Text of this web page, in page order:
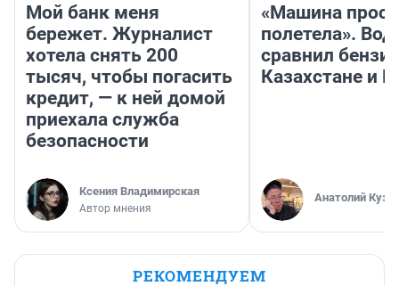
Мой банк меня
бережет. Журналист
хотела снять 200
тысяч, чтобы погасить
кредит, — к ней домой
приехала служба
безопасности
Ксения Владимирская
Автор мнения
«Машина
полетела».
сравнил
Казахстане и
Анатолий
РЕКОМЕНДУЕМ